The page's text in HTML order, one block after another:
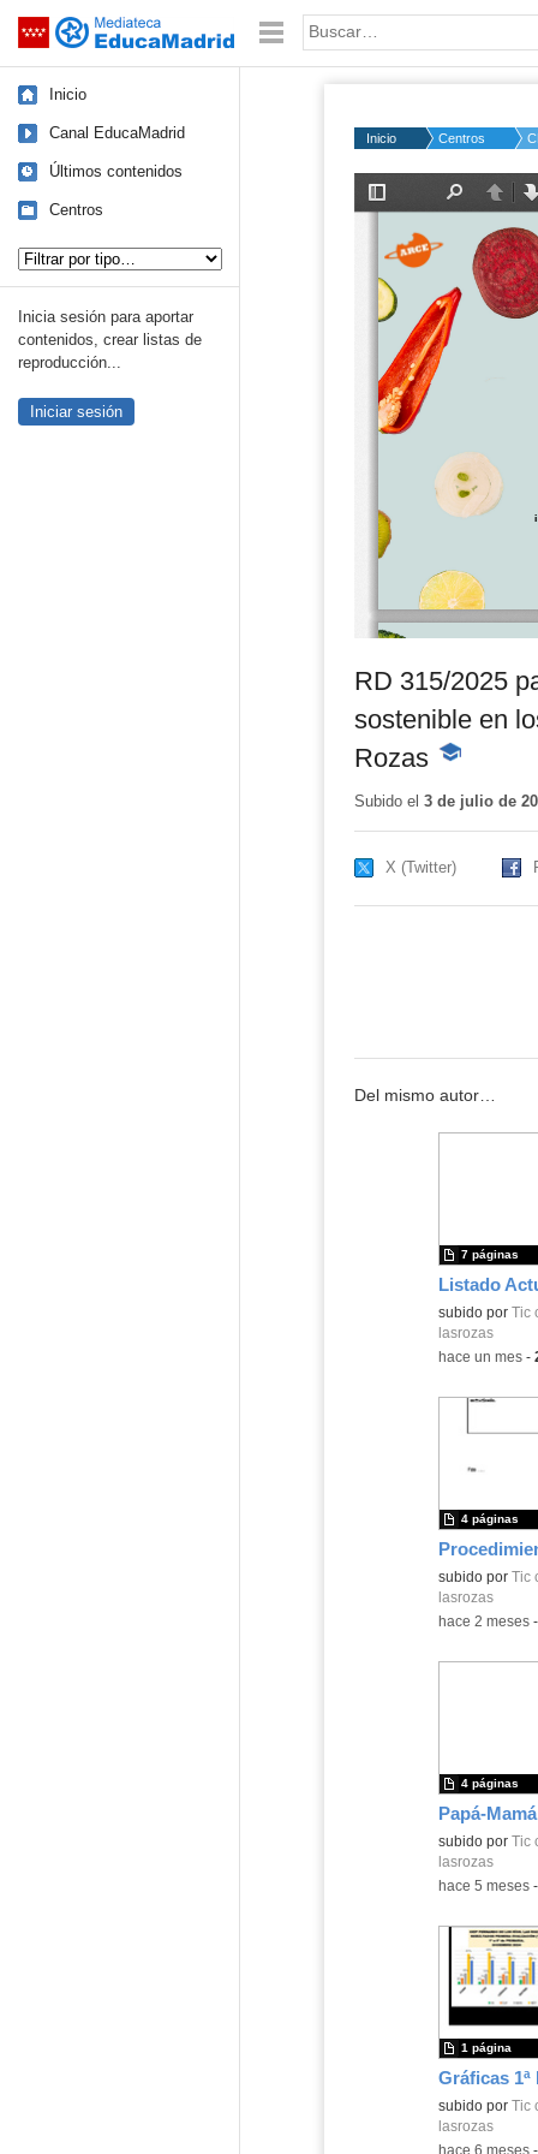
Saltar navegación Palabra o frase:
Inicio
Canal EducaMadrid
Últimos contenidos
Centros
Inicia sesión para aportar
contenidos, crear listas de
reproducción...
Iniciar sesión
Inicio Centros
RD 315/2025
sostenible en
Rozas -
educativo
Subido el 3 de julio de
X (Twitter)
Del mismo autor…
Contenido
subido por
lasrozas
7 páginas
-hace un mes-
Contenido
subido por
lasrozas
4 páginas
-hace 2 meses-
Contenido
subido por
lasrozas
4 páginas
-hace 5 meses-
Contenido
subido por
lasrozas
1 página
-hace 6 meses-